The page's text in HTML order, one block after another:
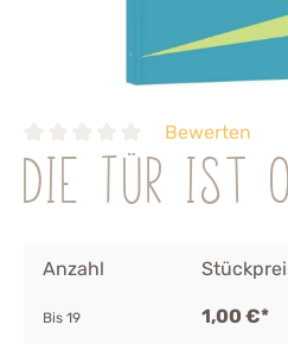
Bewerten
Die Tür ist
Anzahl
Bis 19 1,00 €*